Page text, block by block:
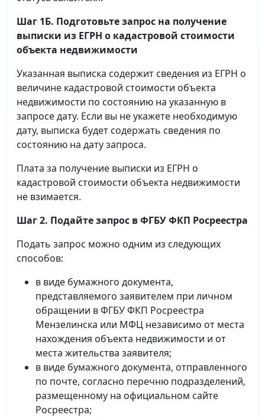
Шаг 1Б. Подготовьте запрос на получение
выписки из ЕГРН о кадастровой стоимости
объекта недвижимости
Указанная выписка содержит сведения из ЕГРН о
величине кадастровой стоимости объекта
недвижимости по состоянию на указанную в
запросе дату. Если вы не укажете необходимую
дату, выписка будет содержать сведения по
состоянию на дату запроса.
Плата за получение выписки из ЕГРН о
кадастровой стоимости объекта недвижимости
не взимается.
Шаг 2. Подайте запрос в ФГБУ ФКП Росреестра
Подать запрос можно одним из следующих
способов:
в виде бумажного документа,
представляемого заявителем при личном
обращении в ФГБУ ФКП Росреестра
Мензелинска или МФЦ независимо от места
нахождения объекта недвижимости и от
места жительства заявителя;
в виде бумажного документа, отправленного
по почте, согласно перечню подразделений,
размещенному на официальном сайте
Росреестра;